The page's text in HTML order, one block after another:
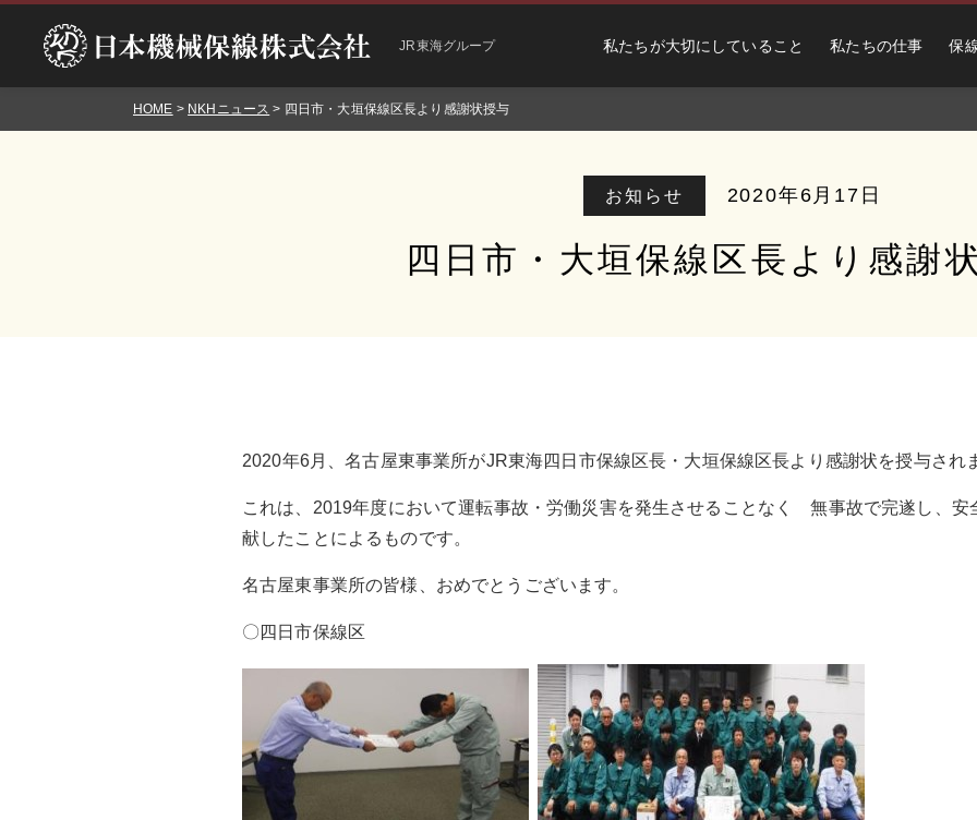
JR東海グループ 私たちが大切にしていること 私たちの仕事 保
HOME > NKHニュース > 四日市・大垣保線区長より感謝状授与
お知らせ 2020年6月17日
四日市・大垣保線区長より感謝
2020年6月、名古屋東事業所がJR東海四日市保線区長・大垣保線区長より感謝状を授与され
これは、2019年度において運転事故・労働災害を発生させることなく 無事故で完遂し、安
献したことによるものです。
名古屋東事業所の皆様、おめでとうございます。
〇四日市保線区